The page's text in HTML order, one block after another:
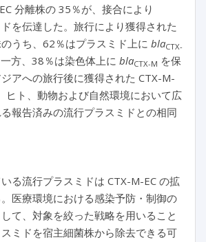
分離株の 35％が、接合により
を伝達した。旅行により獲得された
うち、62％はプラスミド上に blaCTX-
方、38％は染色体上に blaCTX-M を保
アへの旅行後に獲得された CTX-M-
ヒト、動物および自然環境において広
報告済みの流行プラスミドとの相同
る流行プラスミドは CTX-M-EC の拡
医療環境における感染予防・制御の
て、対象を絞った戦略を用いること
ミドを宿主細菌株から除去できる可